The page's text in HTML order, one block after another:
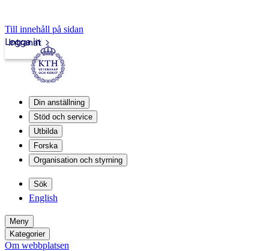
Till innehåll på sidan
Intranät
Logga in
Din anställning
Stöd och service
Utbilda
Forska
Organisation och styrning
Sök
English
Meny
Kategorier
Om webbplatsen